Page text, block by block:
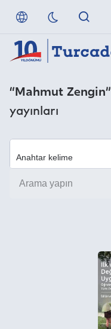
Referanslarımız
Uzaktan Erişim
Nasıl Erişirim
“Mahmut Zengin”
yayınları